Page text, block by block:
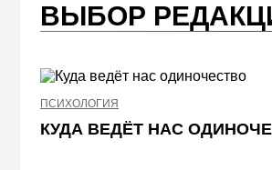
ВЫБОР
ПСИХОЛОГИЯ
КУДА ВЕДЁТ НАС